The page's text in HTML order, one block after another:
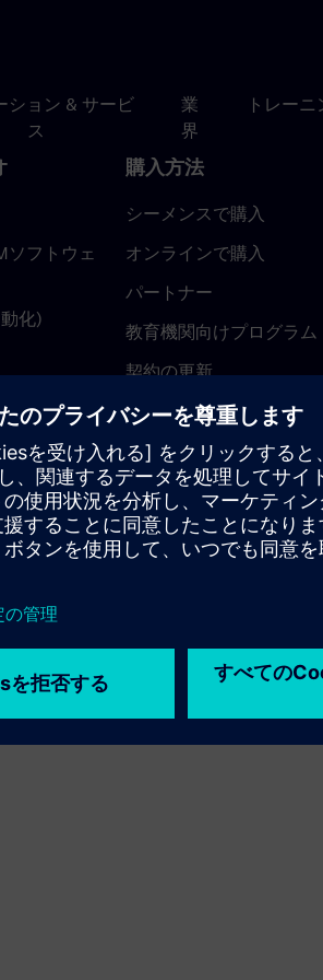
ション & サービ
ス
業
界
トレー
ソフトウェ
化)
購入方法
シーメンスで購入
オンラインで購入
パートナー
教育機関向けプログラム
契約の更新
返金ポリシー